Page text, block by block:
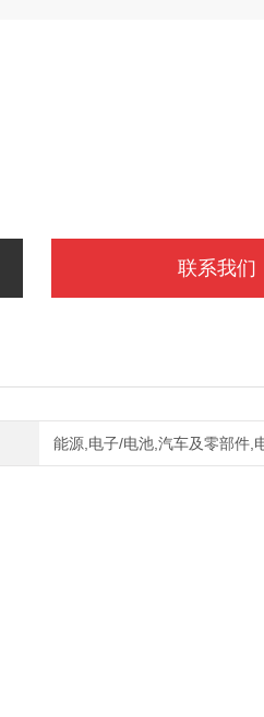
联系我们
能源,电子/电池,汽车及零部件,